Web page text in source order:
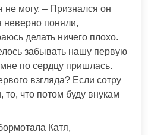
могу. – Признался он
поняли,
делать ничего плохо.
забывать нашу первую
по сердцу пришлась.
взгляда? Если сотру
то, что потом буду внукам
Катя,